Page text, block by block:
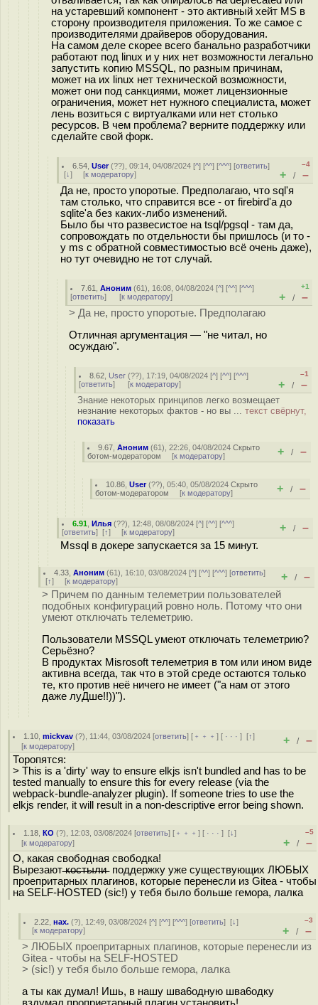
на устаревший компонент - это активный хейт MS в
сторону производителя приложения. То же самое с
производителями драйверов оборудования.
На самом деле скорее всего банально разработчики
работают под linux и у них нет возможности легально
запустить копию MSSQL, по разным причинам,
может на их linux нет технической возможности,
может они под санкциями, может лицензионные
ограничения, может нет нужного специалиста, может
лень возиться с виртуалками или нет столько
ресурсов. В чем проблема? верните поддержку или
сделайте свой форк.
6.54 ,User(??), 09:14, 04/08/2024 [^] [^^] [^^^] [ответить]
[↓] [к модератору]
–4
+ / –
Да не, просто упоротые. Предполагаю, что sql'я
там столько, что справится все - от firebird'а до
sqlite'а без каких-либо изменений.
Было бы что развесистое на tsql/pgsql - там да,
сопровождать по отдельности бы пришлось (и то -
у ms с обратной совместимостью всё очень даже),
но тут очевидно не тот случай.
7.61 ,Аноним (61), 16:08, 04/08/2024 [^] [^^] [^^^]
[ответить] [к модератору]
+1
+ / –
> Да не, просто упоротые. Предполагаю
Отличная аргументация — "не читал, но
осуждаю".
8.62 User (??), 17:19, 04/08/2024 [^] [^^] [^^^]
[ответить] [к модератору]
–1
+ / –
Знание некоторых принципов легко возмещает
незнание некоторых фактов - но вы ... текст свёрнут,
показать
9.67 ,Аноним (61), 22:26, 04/08/2024Скрыто
ботом-модератором [к модератору] + / –
10.86 ,User(??), 05:40, 05/08/2024Скрыто
ботом-модератором [к модератору] + / –
6.91 ,Илья (??), 12:48, 08/08/2024 [^] [^^] [^^^]
[ответить] [↑] [к модератору] + / –
Mssql в докере запускается за 15 минут.
4.33 ,Аноним (61), 16:10, 03/08/2024 [^] [^^] [^^^] [ответить]
[↑] [к модератору] + / –
> Причем по данным телеметрии пользователей
подобных конфигураций ровно ноль. Потому что они
умеют отключать телеметрию.
Пользователи MSSQL умеют отключать телеметрию?
Серьёзно?
В продуктах Misrosoft телеметрия в том или ином виде
активна всегда, так что в этой среде остаются только
те, кто против неё ничего не имеет ("а нам от этого
даже луДше!!))").
1.10 ,mickvav (?), 11:44, 03/08/2024 [ответить] [ ﹢﹢﹢] [ · · ·][↑]
[к модератору] + / –
Торопятся:
> This is a 'dirty' way to ensure elkjs isn't bundled and has to be
tested manually to ensure this for every release (via the
webpack-bundle-analyzer plugin). If someone tries to use the
elkjs render, it will result in a non-descriptive error being shown.
1.18 ,КО (?), 12:03, 03/08/2024 [ответить] [ ﹢﹢﹢] [ · · ·][↓]
[к модератору]
–5
+ / –
О, какая свободная свободка!
Вырезают ̶к̶о̶с̶т̶ы̶л̶и̶ поддержку уже существующих ЛЮБЫХ
проепритарных плагинов, которые перенесли из Gitea - чтобы
на SELF-HOSTED (sic!) у тебя было больше гемора, лалка
2.22 ,нах. (?), 12:49, 03/08/2024 [^] [^^] [^^^] [ответить][↓]
[к модератору]
–3
+ / –
> ЛЮБЫХ проепритарных плагинов, которые перенесли из
Gitea - чтобы на SELF-HOSTED
> (sic!) у тебя было больше гемора, лалка
а ты как думал! Ишь, в нашу шва6одную шва6одку